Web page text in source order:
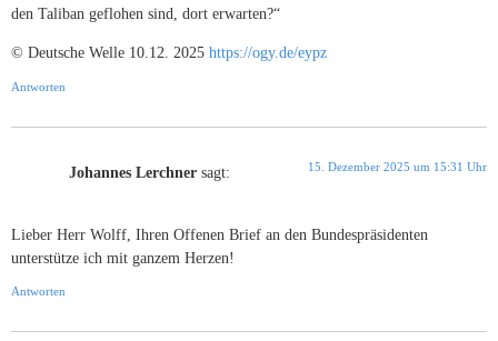
den Taliban geflohen sind, dort erwarten?“
© Deutsche Welle 10.12. 2025 https://ogy.de/eypz
Antworten
Johannes Lerchner sagt: 15. Dezember 2025 um 15:31 Uhr
Lieber Herr Wolff, Ihren Offenen Brief an den Bundespräsidenten
unterstütze ich mit ganzem Herzen!
Antworten